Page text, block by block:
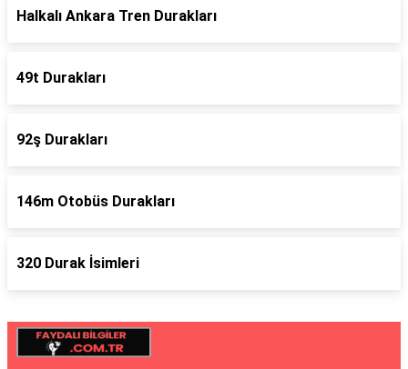
Halkalı Ankara Tren Durakları
49t Durakları
92ş Durakları
146m Otobüs Durakları
320 Durak İsimleri